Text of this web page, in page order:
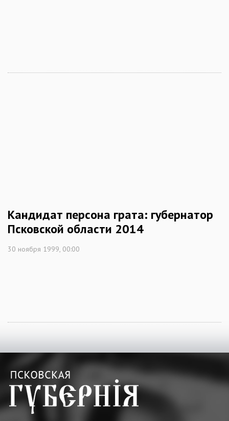
Кандидат персона грата: губернатор
Псковской области 2014
30 ноября 1999, 00:00